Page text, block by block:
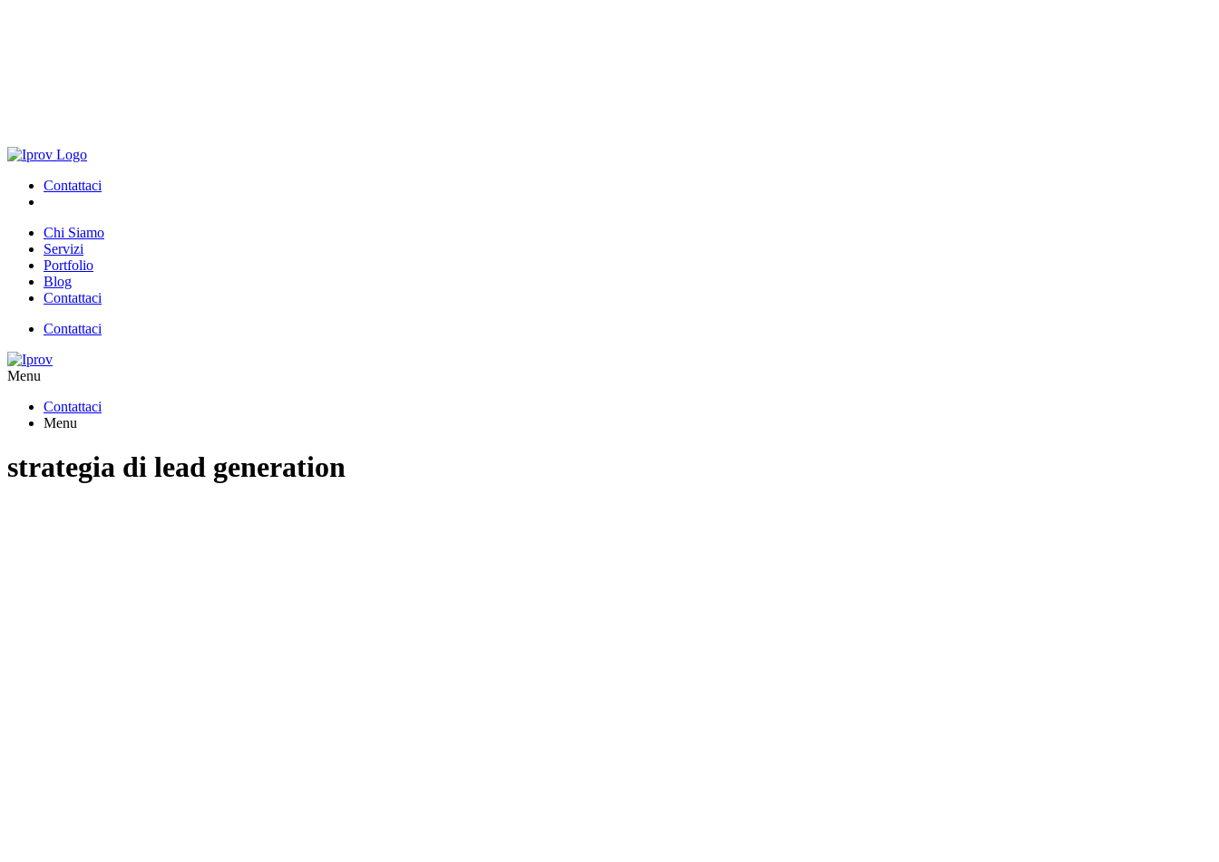
Contattaci
Chi Siamo
Servizi
Portfolio
Blog
Contattaci
Contattaci
Menu
Contattaci
Menu
strategia di lead generation